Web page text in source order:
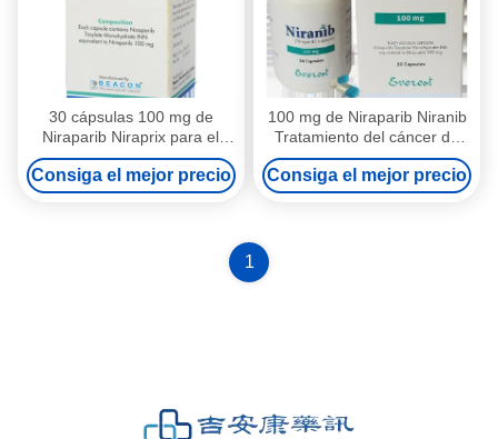
30 cápsulas 100 mg de
Niraparib Niraprix para el
cáncer de trompa de Falopio
Consiga el mejor precio
100 mg de Niraparib Niranib
Tratamiento del cáncer de
peritoneo PARP-1,2 Objetivo
Consiga el mejor precio
1